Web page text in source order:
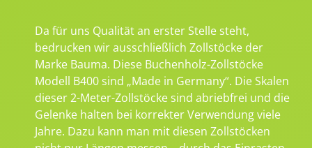
Da für uns Qualität an erster Stelle steht,
bedrucken wir ausschließlich Zollstöcke der
Marke Bauma. Diese Buchenholz-Zollstöcke
Modell B400 sind „Made in Germany“. Die Skalen
dieser 2-Meter-Zollstöcke sind abriebfrei und die
Gelenke halten bei korrekter Verwendung viele
Jahre. Dazu kann man mit diesen Zollstöcken